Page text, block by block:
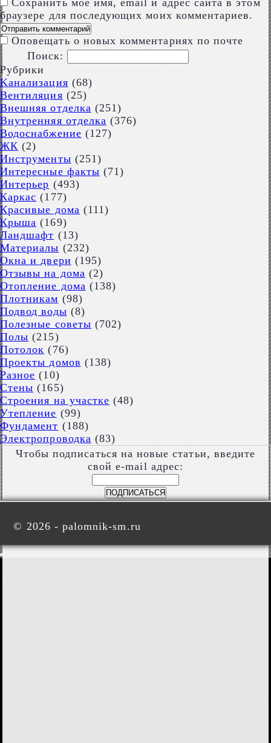
Сохранить моё имя, email и адрес сайта в этом
браузере для последующих моих комментариев.
Оповещать о новых комментариях по почте
Поиск:
Рубрики
Kaнализация (68)
Вентиляция (25)
Внешняя отделка (251)
Внутренняя отделка (376)
Водоснабжение (127)
ЖК (2)
Инструменты (251)
Интересные факты (71)
Интерьер (493)
Каркас (177)
Красивые дома (111)
Крыша (169)
Ландшафт (13)
Материалы (232)
Окна и двери (195)
Отзывы на дома (2)
Отопление дома (138)
Плотникам (98)
Подвод воды (8)
Полезные советы (702)
Полы (215)
Потолок (76)
Проекты домов (138)
Разное (10)
Стены (165)
Строения на участке (48)
Утепление (99)
Фундамент (188)
Электропроводка (83)
Чтобы подписаться на новые статьи, введите
свой e-mail адрес:
© 2026 - palomnik-sm.ru